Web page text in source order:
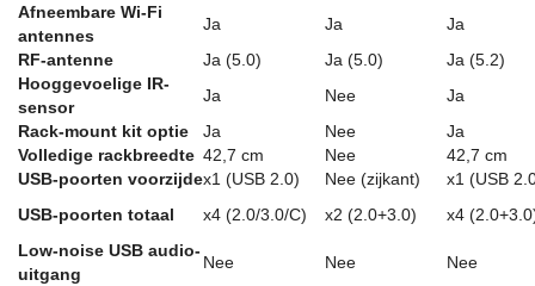
Afneembare Wi-Fi
antennes
Ja Ja
Ja
RF-antenne
Ja (5.0) Ja (5.0)
Ja (5.2)
Hooggevoelige IR-
sensor
Ja Nee
Ja
Rack-mount kit optie
Ja Nee
Ja
Volledige rackbreedte 42,7 cm Nee
42,7 cm
USB-poorten voorzijdex1 (USB 2.0) Nee (zijkant)
x1 (USB
USB-poorten totaal
x4 (2.0/3.0/C) x2 (2.0+3.0)
x4
Low-noise USB audio-
uitgang
Nee Nee
Nee